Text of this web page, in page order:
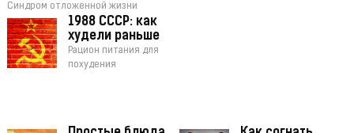
Синдром отложенной жизни
1988 СССР: как
худели раньше
Рацион питания для
похудения